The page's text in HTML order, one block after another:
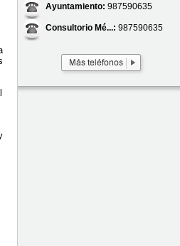
Ayuntamiento: 987590635
Consultorio Mé...: 987590635